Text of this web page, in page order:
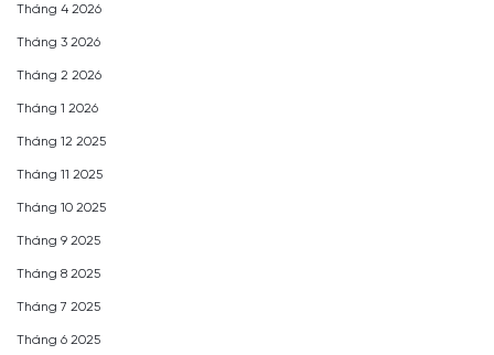
Tháng 4 2026
Tháng 3 2026
Tháng 2 2026
Tháng 1 2026
Tháng 12 2025
Tháng 11 2025
Tháng 10 2025
Tháng 9 2025
Tháng 8 2025
Tháng 7 2025
Tháng 6 2025